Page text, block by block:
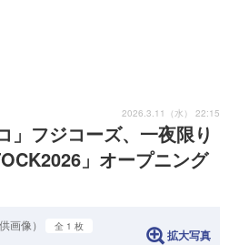
」フジコーズ、一夜限り
」オープニング
2026.3.11（水） 22:15
画像） 全 1 枚
拡大写真